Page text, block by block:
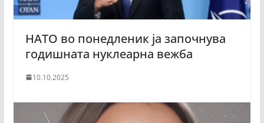
НАТО во понедленик ја започнува
годишната нуклеарна вежба
10.10.2025